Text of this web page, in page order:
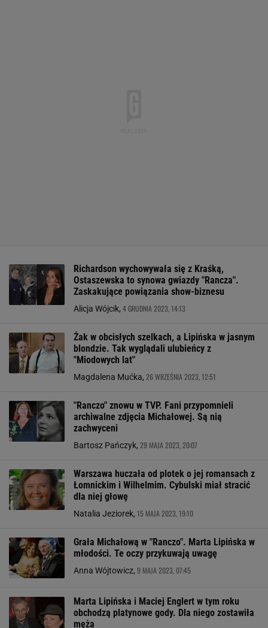
Richardson wychowywała się z Kraśką,
Ostaszewska to synowa gwiazdy "Rancza".
Zaskakujące powiązania show-biznesu
Alicja Wójcik, 4 GRUDNIA 2023, 14:13
Żak w obcisłych szelkach, a Lipińska w jasnym
blondzie. Tak wyglądali ulubieńcy z
"Miodowych lat"
Magdalena Mućka, 26 WRZEŚNIA 2023, 12:51
"Ranczo" znowu w TVP. Fani przypomnieli
archiwalne zdjęcia Michałowej. Są nią
zachwyceni
Bartosz Pańczyk, 29 MAJA 2023, 20:07
Warszawa huczała od plotek o jej romansach z
Łomnickim i Wilhelmim. Cybulski miał stracić
dla niej głowę
Natalia Jeziorek, 15 MAJA 2023, 19:10
Grała Michałową w "Ranczo". Marta Lipińska w
młodości. Te oczy przykuwają uwagę
Anna Wójtowicz, 9 MAJA 2023, 07:45
Marta Lipińska i Maciej Englert w tym roku
obchodzą platynowe gody. Dla niego zostawiła
męża